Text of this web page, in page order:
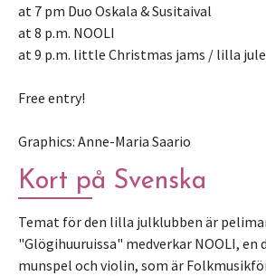
at 7 pm Duo Oskala & Susitaival
at 8 p.m. NOOLI
at 9 p.m. little Christmas jams / lilla
Free entry!
Graphics: Anne-Maria Saario
Kort på Svenska
Temat för den lilla julklubben är
"Glögihuuruissa" medverkar NOOLI, en
munspel och violin, som är